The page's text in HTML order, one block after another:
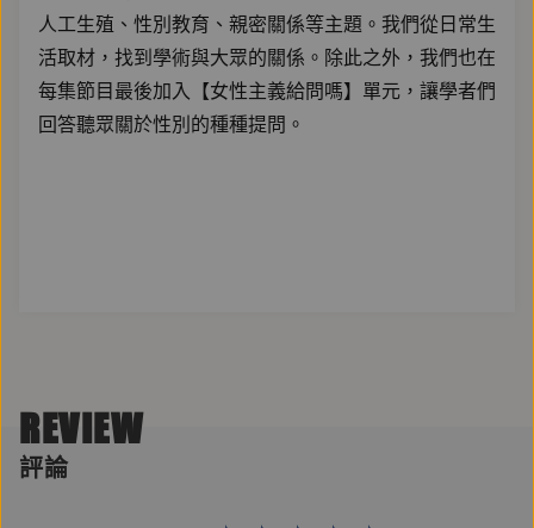
人工生殖、性別教育、親密關係等主題。我們從日常生
活取材，找到學術與大眾的關係。除此之外，我們也在
每集節目最後加入【女性主義給問嗎】單元，讓學者們
回答聽眾關於性別的種種提問。
REVIEW
評論